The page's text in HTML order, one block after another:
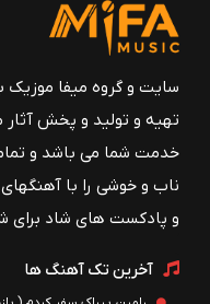
تهیه و تولید و پخش آثار
خدمت شما می باشد و
ناب و خوشی را با
و پادکست های شاد برای
آخرین تک آهنگ ها